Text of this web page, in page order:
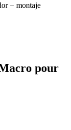
+ montaje
pour